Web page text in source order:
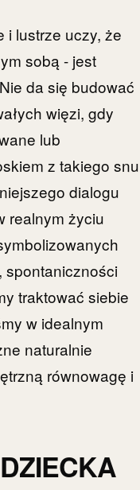
i lustrze uczy, że
sobą - jest
da się budować
więzi, gdy
lub
z takiego snu
dialogu
realnym życiu
spontaniczności
traktować siebie
w idealnym
naturalnie
równowagę i